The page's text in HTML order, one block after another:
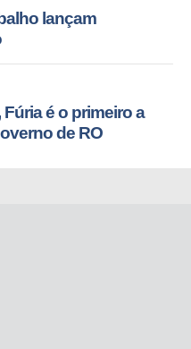
lançam
é o primeiro a
de RO